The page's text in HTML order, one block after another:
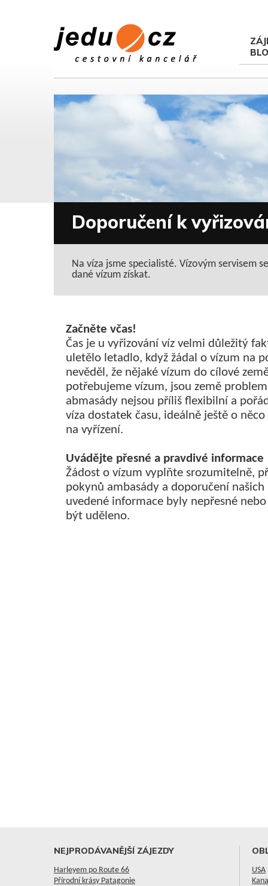
Doporučení k
Na víza jsme specialisté. Vízovým servisem
dané vízum získat.
Začněte včas!
Čas je u vyřizování víz velmi důležitý
uletělo letadlo, když žádal o vízum na
nevěděl, že nějaké vízum do cílové
potřebujeme vízum, jsou země
abmasády nejsou příliš flexibilní a
víza dostatek času, ideálně ještě o
na vyřízení.
Uvádějte přesné a pravdivé informace
Žádost o vízum vyplňte srozumitelně,
pokynů ambasády a doporučení
uvedené informace byly nepřesné
být uděleno.
NEJPRODÁVANĚJŠÍ ZÁJEZDY
Harleyem po Route 66
Přírodní krásy Patagonie
USA